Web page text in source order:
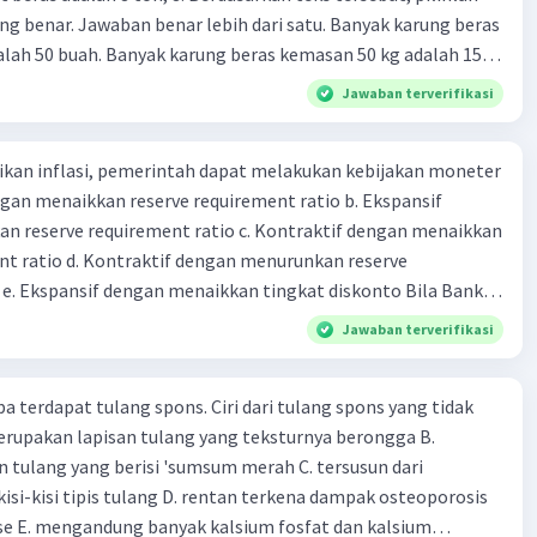
benar. Jawaban benar lebih dari satu. Banyak karung beras
50 buah. Banyak karung beras kemasan 50 kg adalah 150
dalam kemasan 25 kg adalah 2 ton. Perbandingan berat
kg dan 50 kg dalam truk adalah 1: 3. 9. Berdasarkan teks
biaya angkut semua beras yang harus dibayar oleh Bu
C. Rp2.312.000 B. Rp2.475.000 D. Rp2.280.000
Jawaban terverifikasi
inflasi, pemerintah dapat melakukan kebijakan moneter
menaikkan reserve requirement ratio b. Ekspansif
reserve requirement ratio c. Kontraktif dengan menaikkan
ratio d. Kontraktif dengan menurunkan reserve
dengan menaikkan tingkat diskonto Bila Bank
kebijakan moneter ekspansif, ceteris paribus maka .... a.
di mana bentuk kurva jumlah uang beredar (penawaran
(penawaran uang) naik dari kiri bawah ke kanan atas
di mana bentuk kurva jumlah uang beredar
dari kiri bawah ke kanan atas d. Tingkat bunga turun di
jumlah uang beredar (penawaran uang) naik dari kiri bawah
bunga turun di mana bentuk kurva jumlah uang
Jawaban terverifikasi
terdapat tulang spons. Ciri dari tulang spons yang tidak
lapisan tulang yang teksturnya berongga B.
tulang yang berisi 'sumsum merah C. tersusun dari
kisi tipis tulang D. rentan terkena dampak osteoporosis
E. mengandung banyak kalsium fosfat dan kalsium